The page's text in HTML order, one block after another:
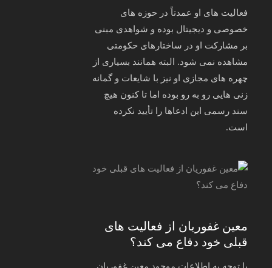
فعالیت‌ های او عمدتاً در حوزه‌ های
خصوصی و دیجیتال بوده و شواهدی مبنی
بر مشارکت او در ساختارهای حکومتی
مشاهده نمی‌ شود. البته همانند بسیاری از
چهره‌ های مجازی او نیز با شایعات و گمانه‌
زنی‌ هایی رو به‌ رو بوده اما تا کنون هیچ
سند رسمی این ادعاها را تأیید نکرده
است.
معین غفوریان از فعالیت های
قبلی خود دفاع می کند؟